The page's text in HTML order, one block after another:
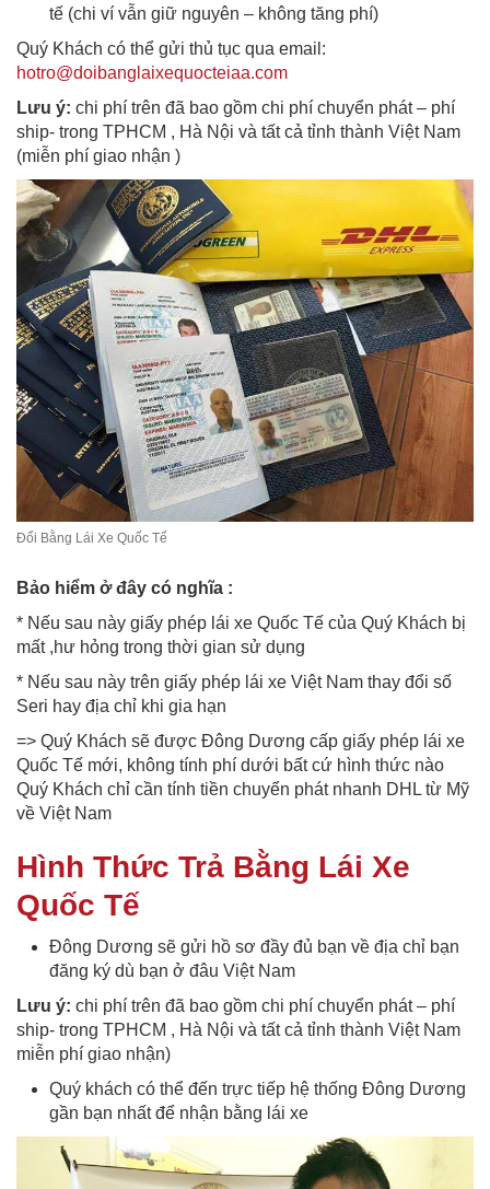
tế (chi ví vẫn giữ nguyên – không tăng phí)
Quý Khách có thể gửi thủ tục qua email:
hotro@doibanglaixequocteiaa.com
Lưu ý: chi phí trên đã bao gồm chi phí chuyển phát – phí
ship- trong TPHCM , Hà Nội và tất cả tỉnh thành Việt Nam
(miễn phí giao nhận )
Đổi Bằng Lái Xe Quốc Tế
Bảo hiểm ở đây có nghĩa :
* Nếu sau này giấy phép lái xe Quốc Tế của Quý Khách bị
mất ,hư hỏng trong thời gian sử dụng
* Nếu sau này trên giấy phép lái xe Việt Nam thay đổi số
Seri hay địa chỉ khi gia hạn
=> Quý Khách sẽ được Đông Dương cấp giấy phép lái xe
Quốc Tế mới, không tính phí dưới bất cứ hình thức nào
Quý Khách chỉ cần tính tiền chuyển phát nhanh DHL từ Mỹ
về Việt Nam
Hình Thức Trả Bằng Lái Xe
Quốc Tế
Đông Dương sẽ gửi hồ sơ đầy đủ bạn về địa chỉ bạn
đăng ký dù bạn ở đâu Việt Nam
Lưu ý: chi phí trên đã bao gồm chi phí chuyển phát – phí
ship- trong TPHCM , Hà Nội và tất cả tỉnh thành Việt Nam
miễn phí giao nhận)
Quý khách có thể đến trực tiếp hệ thống Đông Dương
gần bạn nhất để nhận bằng lái xe